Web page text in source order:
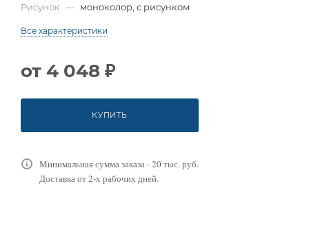
Рисунок — моноколор, с рисунком
Все характеристики
от 4 048 ₽
КУПИТЬ
Минимальная сумма заказа - 20 тыс. руб.
Доставка от 2-х рабочих дней.